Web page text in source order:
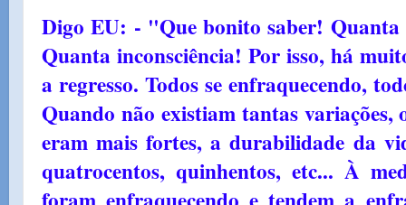
Digo EU: - "Que bonito saber!
Quanta inconsciência! Por isso, há
a regresso. Todos se enfraquecendo,
Quando não existiam tantas variações,
eram mais fortes, a durabilidade da
quatrocentos, quinhentos, etc... À